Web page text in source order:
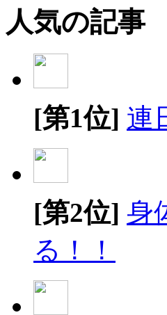
人気の記事
[第1位] 連
[第2位] 身
る！！